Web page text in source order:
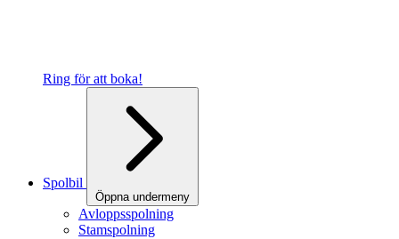
Ring för att boka!
Spolbil
Öppna undermeny
Avloppsspolning
Stamspolning